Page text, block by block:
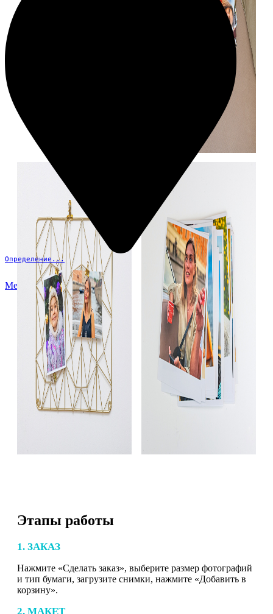
Определение...
Меню
Этапы работы
1. ЗАКАЗ
Нажмите «Сделать заказ», выберите размер фотографий
и тип бумаги, загрузите снимки, нажмите «Добавить в
корзину».
2. МАКЕТ